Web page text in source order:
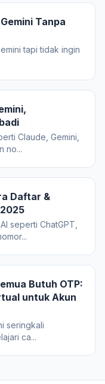
Tanpa
tapi tidak ingin
Claude, Gemini,
no...
Daftar &
seperti ChatGPT,
Butuh OTP:
untuk Akun
seringkali
ca...